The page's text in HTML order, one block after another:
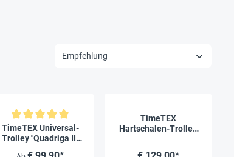
Durchschnittliche Bewertung von 5 von 5 Sternen
TimeTEX Universal-
Trolley "Quadriga II"
TimeTEX
Hartschalen-Trolley